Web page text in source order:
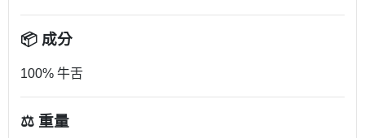
📦 成分
100% 牛舌
⚖️ 重量